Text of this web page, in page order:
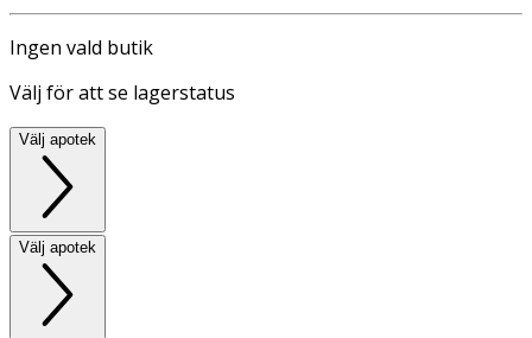
Ingen vald butik
Välj för att se lagerstatus
Välj apotek
Välj apotek